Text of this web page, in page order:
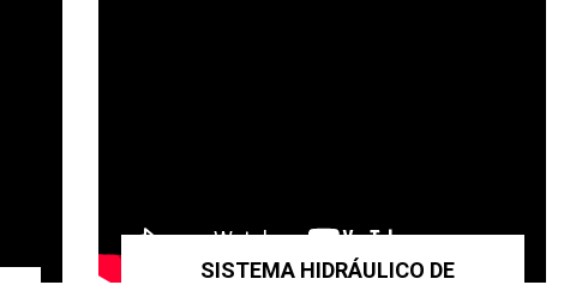
SISTEMA HIDRÁULICO DE